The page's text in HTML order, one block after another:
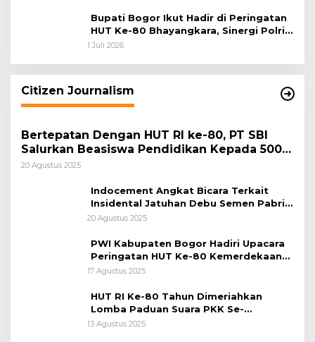
Bupati Bogor Ikut Hadir di Peringatan
HUT Ke-80 Bhayangkara, Sinergi Polri
dan Pemkab Bogor Jadi Kunci Menjaga
1 Juli 2026
Citizen Journalism
Bertepatan Dengan HUT RI ke-80, PT SBI
Salurkan Beasiswa Pendidikan Kepada 500
Pelajar
20 Agustus 2025
Indocement Angkat Bicara Terkait
Insidental Jatuhan Debu Semen Pabrik
Citeureup
20 Agustus 2025
PWI Kabupaten Bogor Hadiri Upacara
Peringatan HUT Ke-80 Kemerdekaan
RI, di Lapangan Tegar Beriman
17 Agustus 2025
HUT RI Ke-80 Tahun Dimeriahkan
Lomba Paduan Suara PKK Se-
Kabupaten Bogor
13 Agustus 2025